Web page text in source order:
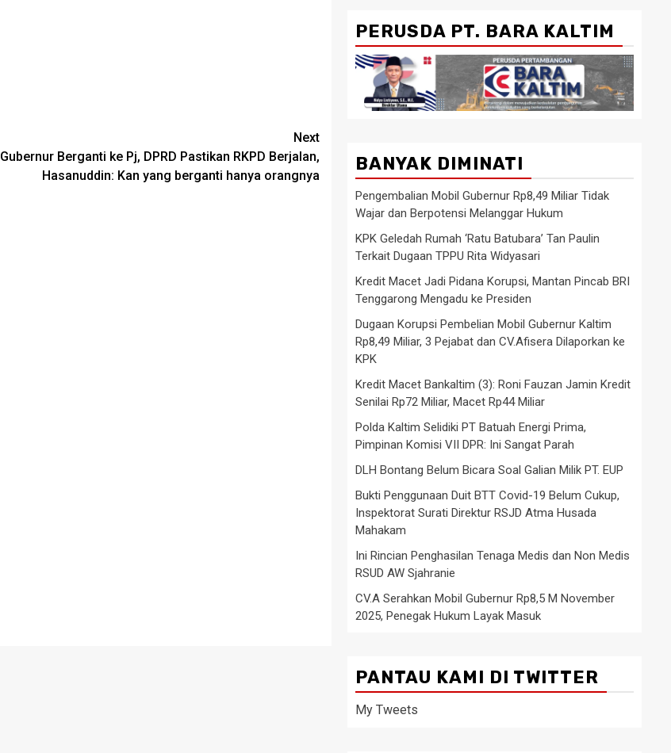
Next
Gubernur Berganti ke Pj, DPRD Pastikan RKPD Berjalan,
Hasanuddin: Kan yang berganti hanya orangnya
PERUSDA PT. BARA KALTIM
BANYAK DIMINATI
Pengembalian Mobil Gubernur Rp8,49 Miliar Tidak
Wajar dan Berpotensi Melanggar Hukum
KPK Geledah Rumah ‘Ratu Batubara’ Tan Paulin
Terkait Dugaan TPPU Rita Widyasari
Kredit Macet Jadi Pidana Korupsi, Mantan Pincab BRI
Tenggarong Mengadu ke Presiden
Dugaan Korupsi Pembelian Mobil Gubernur Kaltim
Rp8,49 Miliar, 3 Pejabat dan CV.Afisera Dilaporkan ke
KPK
Kredit Macet Bankaltim (3): Roni Fauzan Jamin Kredit
Senilai Rp72 Miliar, Macet Rp44 Miliar
Polda Kaltim Selidiki PT Batuah Energi Prima,
Pimpinan Komisi VII DPR: Ini Sangat Parah
DLH Bontang Belum Bicara Soal Galian Milik PT. EUP
Bukti Penggunaan Duit BTT Covid-19 Belum Cukup,
Inspektorat Surati Direktur RSJD Atma Husada
Mahakam
Ini Rincian Penghasilan Tenaga Medis dan Non Medis
RSUD AW Sjahranie
CV.A Serahkan Mobil Gubernur Rp8,5 M November
2025, Penegak Hukum Layak Masuk
PANTAU KAMI DI TWITTER
My Tweets